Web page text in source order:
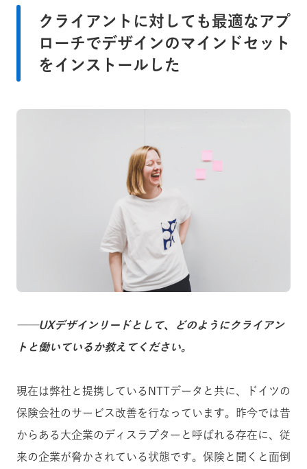
クライアントに対しても最適なアプ
ローチでデザインのマインドセット
をインストールした
──UXデザインリードとして、どのようにクライアン
トと働いているか教えてください。
現在は弊社と提携しているNTTデータと共に、ドイツの
保険会社のサービス改善を行なっています。昨今では昔
からある大企業のディスラプターと呼ばれる存在に、従
来の企業が脅かされている状態です。保険と聞くと面倒